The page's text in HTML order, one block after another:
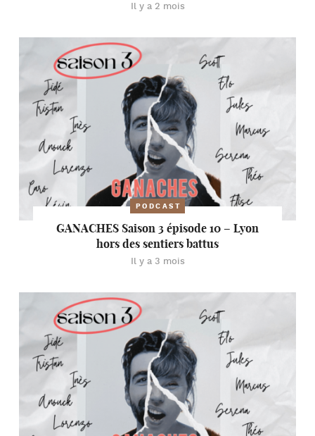
Il y a 2 mois
PODCAST
GANACHES Saison 3 épisode 10 – Lyon
hors des sentiers battus
Il y a 3 mois